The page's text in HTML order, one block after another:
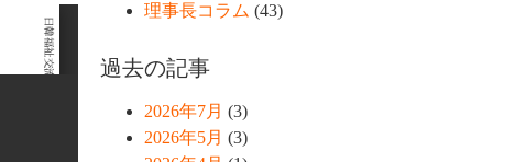
理事長コラム (43)
過去の記事
2026年7月 (3)
2026年5月 (3)